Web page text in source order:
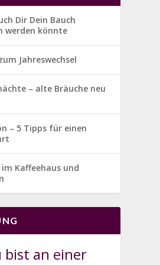
Dir Dein Bauch
werden könnte
Jahreswechsel
– alte Bräuche neu
– 5 Tipps für einen
Kaffeehaus und
bist an einer